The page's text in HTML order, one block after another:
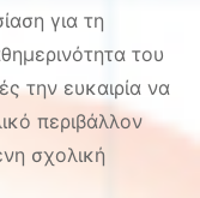
για τη
του
την ευκαιρία να
περιβάλλον
σχολική